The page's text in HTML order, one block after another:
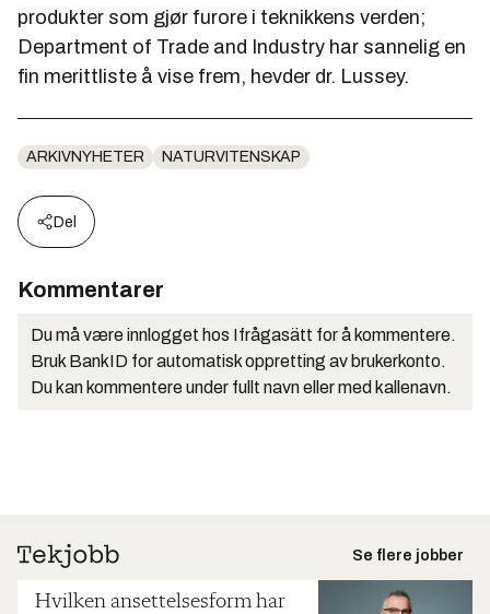
produkter som gjør furore i teknikkens verden;
Department of Trade and Industry har sannelig en
fin merittliste å vise frem, hevder dr. Lussey.
ARKIVNYHETER NATURVITENSKAP
Del
Kommentarer
Du må være innlogget hos Ifrågasätt for å kommentere.
Bruk BankID for automatisk oppretting av brukerkonto.
Du kan kommentere under fullt navn eller med kallenavn.
Se flere jobber
Hvilken ansettelsesform har